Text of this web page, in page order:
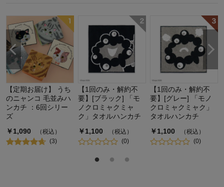
【定期お届け】 うち
のニャンコ 毛並みハ
ンカチ ：6回シリー
ズ
￥1,090
（税込）
(3)
【1回のみ・解約不
要】[ブラック] 「モ
ノクロミャクミャ
ク」タオルハンカチ
￥1,100
（税込）
(0)
【1回のみ・解約不
要】[グレー] 「モノ
クロミャクミャク」
タオルハンカチ
￥1,100
（税込）
(0)